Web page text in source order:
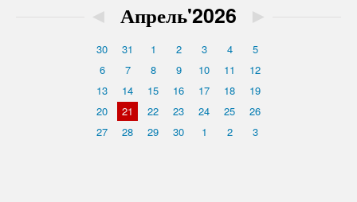
◄ Апрель'2026 ►
30 31 1 2 3 4
5
6
7 8 9 10 11
12
13
14 15 16 17 18
19
20
21 22 23 24 25
26
27
28 29 30 1 2 3